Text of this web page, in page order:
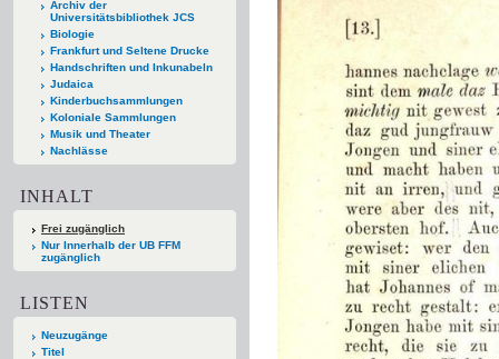
Archiv der
Universitätsbibliothek JCS
Biologie
Frankfurt und Seltene Drucke
Handschriften und Inkunabeln
Judaica
Kinderbuchsammlungen
Koloniale Sammlungen
Musik und Theater
Nachlässe
INHALT
Frei zugänglich
Nur Innerhalb der UB FFM
zugänglich
LISTEN
Neuzugänge
Titel